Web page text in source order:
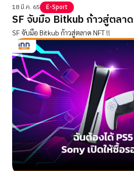
18 มี.ค. 65 E-Sport
SF จับมือ Bitkub ก้าวสู่ตลา
SF จับมือ Bitkub ก้าวสู่ตลาด NFT !!